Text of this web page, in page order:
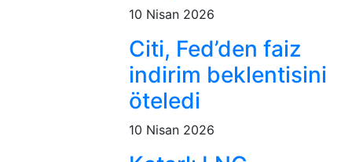
10 Nisan 2026
Citi, Fed’den faiz
indirim beklentisini
öteledi
10 Nisan 2026